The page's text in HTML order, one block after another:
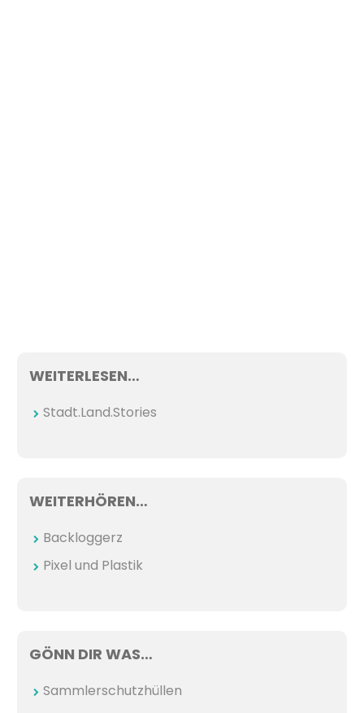
WEITERLESEN…
Stadt.Land.Stories
WEITERHÖREN…
Backloggerz
Pixel und Plastik
GÖNN DIR WAS…
Sammlerschutzhüllen